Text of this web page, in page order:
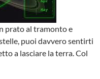
prato al tramonto e
puoi davvero sentirti
a lasciare la terra. Col